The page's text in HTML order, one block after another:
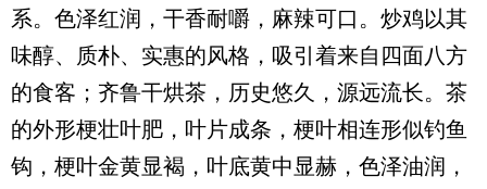
系。色泽红润，干香耐嚼，麻辣可口。炒鸡以其
味醇、质朴、实惠的风格，吸引着来自四面八方
的食客；齐鲁干烘茶，历史悠久，源远流长。茶
的外形梗壮叶肥，叶片成条，梗叶相连形似钓鱼
钩，梗叶金黄显褐，叶底黄中显赫，色泽油润，